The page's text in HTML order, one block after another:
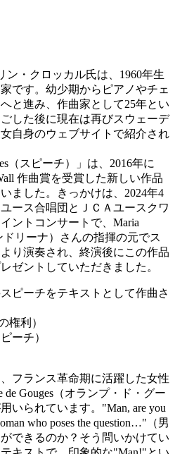
ン・クロッカル氏は、1960年生
です。幼少期からピアノやチェ
と進み、作曲家として25年とい
した後に現在は再びスウェーデ
自身のウェブサイトで紹介され
（スピーチ）」は、2016年に
作曲賞を受賞した新しい作品
ました。きっかけは、2024年4
ース合唱団とＪＣＡユースクワ
ントコンサートで、Maria
ドリーナ）さんの指揮の元でス
り演奏され、終演後にこの作品
ゼントしていただきました。
ピーチをテキストとして作曲さ
権利）
ーチ）
フランス革命期に活躍した女性
Gouges（オランプ・ド・グー
いられています。"Man, are you
who poses the question​​…"（男
できるのか？そう問いかけてい